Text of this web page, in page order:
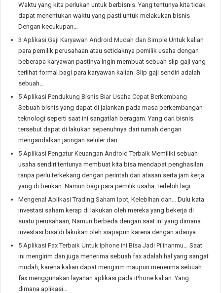
Waktu yang kita perlukan untuk berbisnis. Yang tentunya kita tidak
dapat menentukan waktu yang pasti untuk melakukan bisnis
Dengan kecukupan…
3 Aplikasi Gaji Karyawan Android Mudah dan Simple Untuk kalian
para pemilik perusahaan atau setidaknya pemilik usaha dengan
beberapa karyawan pastinya ingin membuat sebuah slip gaji yang
terlihat formal bagi para karyawan kalian. Slip gaji sendiri adalah
sebuah…
5 Aplikasi Pendukung Bisnis Biar Usaha Cepat Berkembang
Sebuah bisnis yang dapat di jalankan pada masa perkembangan
teknologi seperti saat ini sangatlah beragam. Yang dari bisnis
tersebut dapat di lakukan sepenuhnya dari rumah dengan
mengandalkan jaringan seluler dan…
5 Aplikasi Pengatur Keuangan Android Terbaik Memiliki sebuah
usaha sendiri tentunya membuat kita bisa mendapat penghasilan
tanpa perlu terkekang dengan perintah dari atasan serta jam kerja
yang di berikan. Namun bagi para pemilik usaha, terlebih lagi…
Mengenal Aplikasi Trading Saham Ipot, Kelebihan dan…
Dulu kata
investasi saham kerap di lakukan oleh mereka yang bekerja di
suatu perusahaan, Namun berbeda dengan saat ini yang dimana
investasi bisa di lakukan oleh siapapun karena dengan adanya…
5 Aplikasi Fax Terbaik Untuk Iphone ini Bisa Jadi Pilihanmu…
Saat
ini mengirim dan juga menerima sebuah fax adalah hal yang sangat
mudah, karena kalian dapat mengirim maupun menerima sebuah
fax menggunakan layanan aplikasi pada iPhone kalian. Yang
dimana aplikasi…